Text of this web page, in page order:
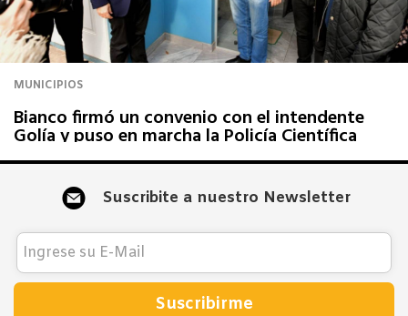
MUNICIPIOS
Bianco firmó un convenio con el intendente
Golía y puso en marcha la Policía Científica
Suscribite a nuestro Newsletter
Suscribirme